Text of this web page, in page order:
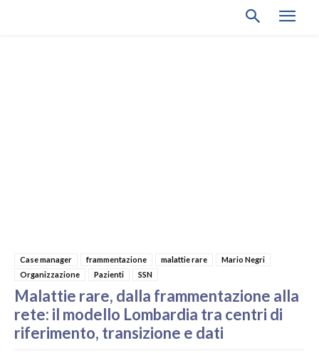
Case manager frammentazione malattie rare
Mario Negri
Organizzazione
Pazienti SSN
Malattie rare, dalla frammentazione alla
rete: il modello Lombardia tra centri di
riferimento, transizione e dati